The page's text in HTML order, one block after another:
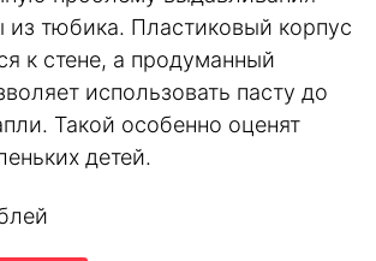
из тюбика. Пластиковый корпус
к стене, а продуманный
использовать пасту до
Такой особенно оценят
детей.